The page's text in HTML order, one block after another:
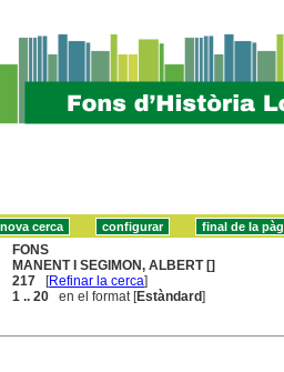
FONS
MANENT I SEGIMON, ALBERT []
217 [Refinar la cerca]
1 .. 20 en el format [Estàndard]